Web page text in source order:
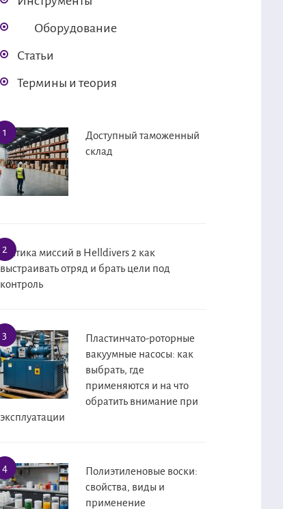
Оборудование
Статьи
Термины и теория
Доступный таможенный
склад
Тактика миссий в Helldivers 2 как
выстраивать отряд и брать цели под
контроль
Пластинчато-роторные
вакуумные насосы: как
выбрать, где
применяются и на что
обратить внимание при
эксплуатации
Полиэтиленовые воски:
свойства, виды и
применение